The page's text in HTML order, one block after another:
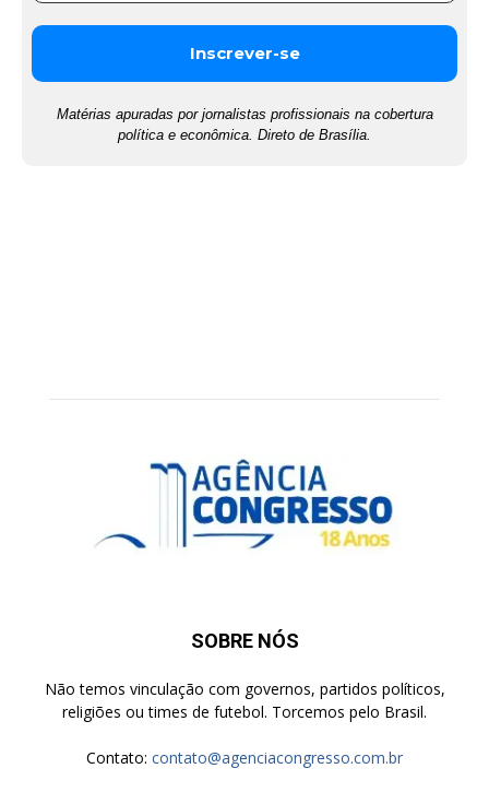
Matérias apuradas por jornalistas profissionais na cobertura
política e econômica. Direto de Brasília.
SOBRE NÓS
Não temos vinculação com governos, partidos políticos,
religiões ou times de futebol. Torcemos pelo Brasil.
Contato: contato@agenciacongresso.com.br